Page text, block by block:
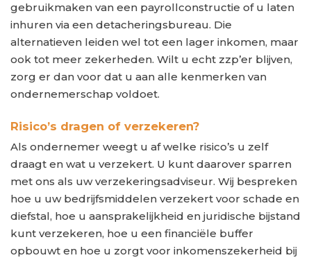
gebruikmaken van een payrollconstructie of u laten
inhuren via een detacheringsbureau. Die
alternatieven leiden wel tot een lager inkomen, maar
ook tot meer zekerheden. Wilt u echt zzp’er blijven,
zorg er dan voor dat u aan alle kenmerken van
ondernemerschap voldoet.
Risico’s dragen of verzekeren?
Als ondernemer weegt u af welke risico’s u zelf
draagt en wat u verzekert. U kunt daarover sparren
met ons als uw verzekeringsadviseur. Wij bespreken
hoe u uw bedrijfsmiddelen verzekert voor schade en
diefstal, hoe u aansprakelijkheid en juridische bijstand
kunt verzekeren, hoe u een financiële buffer
opbouwt en hoe u zorgt voor inkomenszekerheid bij